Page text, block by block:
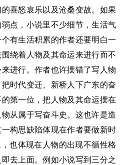
喜怒哀乐以及沧桑变故。如果
点，小说里不少细节，生活气
有生活积累的作者还要明白一
绕着人物及其命运来进行而不
进行。作者也许摆错了写人物
时代变迁、新桥人下广东的奋
第一位，把人物及其命运摆在
从属于写奋斗史。这也许是造
构思缺陷体现在作者要做新时
也体现在人物的出现不循性格
去上面。例如小说写到三分之